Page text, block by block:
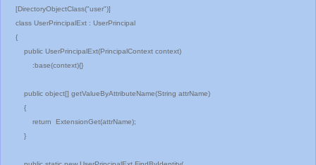
[DirectoryObjectClass("user")]
class UserPrincipalExt : UserPrincipal
{
public UserPrincipalExt(PrincipalContext context)
:base(context){}
public object[] getValueByAttributeName(String attrName)
{
return ExtensionGet(attrName);
}